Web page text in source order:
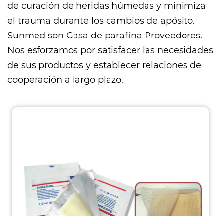
de curación de heridas húmedas y minimiza
el trauma durante los cambios de apósito.
Sunmed son Gasa de parafina Proveedores.
Nos esforzamos por satisfacer las necesidades
de sus productos y establecer relaciones de
cooperación a largo plazo.